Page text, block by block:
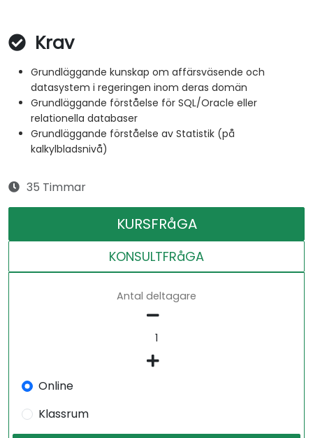
Krav
Grundläggande kunskap om affärsväsende och
datasystem i regeringen inom deras domän
Grundläggande förståelse för SQL/Oracle eller
relationella databaser
Grundläggande förståelse av Statistik (på
kalkylbladsnivå)
35 Timmar
KURSFRåGA
KONSULTFRåGA
Antal deltagare
Online
Klassrum